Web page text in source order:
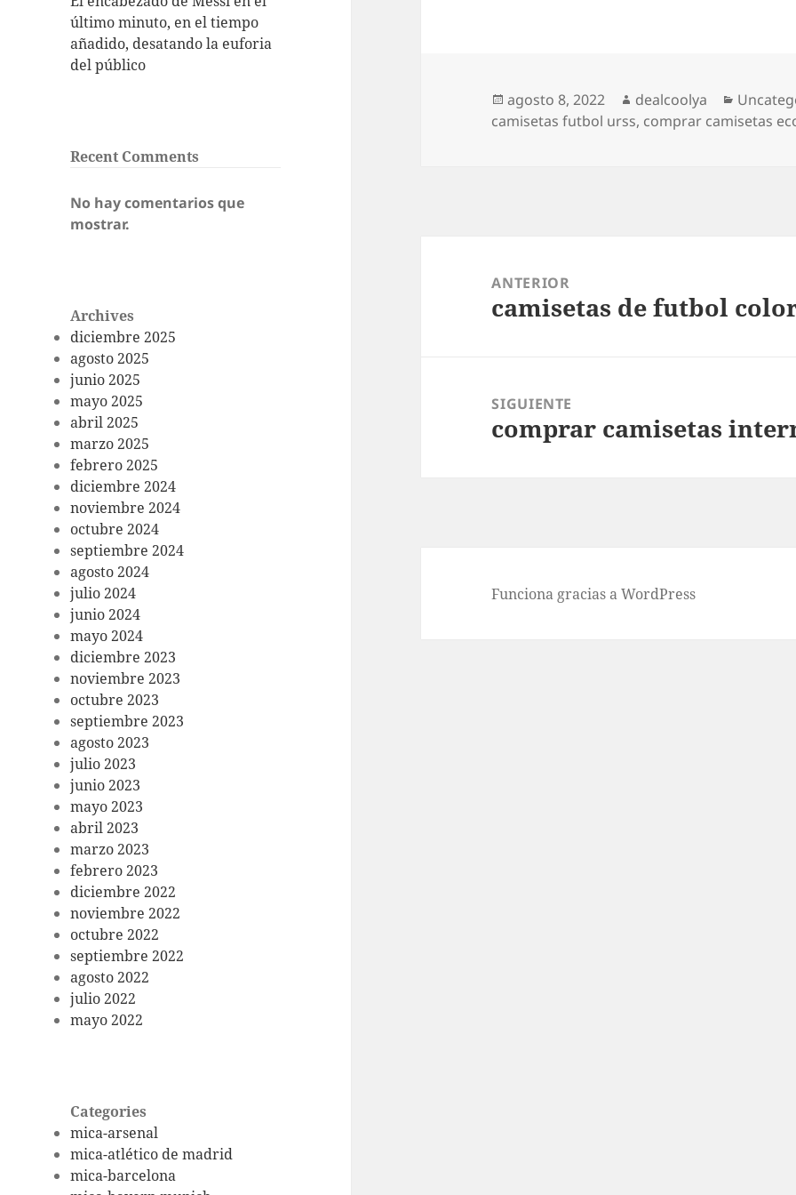
último minuto, en el tiempo
añadido, desatando la euforia
del público
Recent Comments
No hay comentarios que
mostrar.
Archives
diciembre 2025
agosto 2025
junio 2025
mayo 2025
abril 2025
marzo 2025
febrero 2025
diciembre 2024
noviembre 2024
octubre 2024
septiembre 2024
agosto 2024
julio 2024
junio 2024
mayo 2024
diciembre 2023
noviembre 2023
octubre 2023
septiembre 2023
agosto 2023
julio 2023
junio 2023
mayo 2023
abril 2023
marzo 2023
febrero 2023
diciembre 2022
noviembre 2022
octubre 2022
septiembre 2022
agosto 2022
julio 2022
mayo 2022
Categories
mica-arsenal
mica-atlético de madrid
mica-barcelona
Publicado
el
agosto 8, 2022 Autor
dealcoolya
camisetas futbol urss, comprar camisetas
entradas
ANTERIOR
Entrada
camisetas de futbol
SIGUIENTE
Entrada
comprar camisetas
Funciona gracias a WordPress